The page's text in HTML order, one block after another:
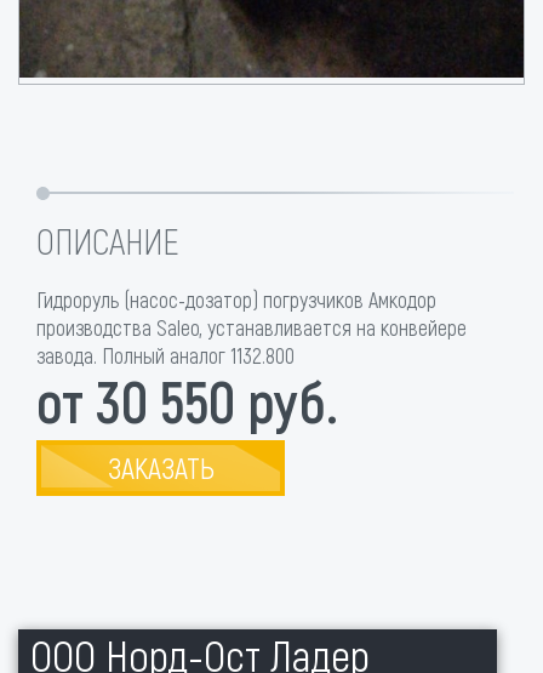
ОПИСАНИЕ
Гидроруль (насос-дозатор) погрузчиков Амкодор
производства Saleo, устанавливается на конвейере
завода. Полный аналог 1132.800
от 30 550 руб.
ЗАКАЗАТЬ
ООО Норд-Ост Ладер